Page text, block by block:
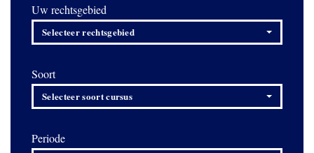
Uw rechtsgebied
Selecteer rechtsgebied
Soort
Selecteer soort cursus
Periode